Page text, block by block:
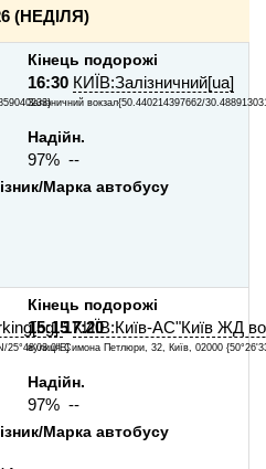
(НЕДIЛЯ)
Кінець подорожі
16:30 КИЇВ:Залізничний[ua]
Залізничний вокзал{50.440214397662/
Надійн.
97% --
Марка автобусу
17:20
25°48'03.0"E}
Кінець подорожі
15:15КИЇВ:Київ-АС"Київ ЖД
вулиця Симона Петлюри, 32, Київ, 02000
Надійн.
97% --
Марка автобусу